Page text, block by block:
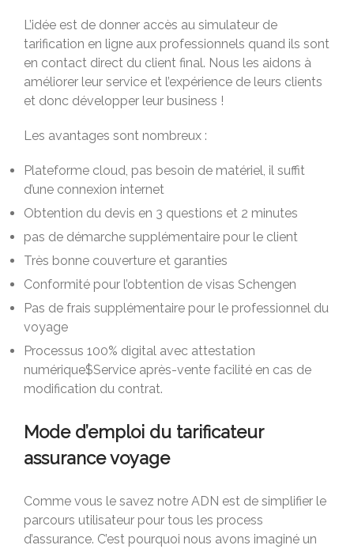
L’idée est de donner accès au simulateur de
tarification en ligne aux professionnels quand ils sont
en contact direct du client final. Nous les aidons à
améliorer leur service et l’expérience de leurs clients
et donc développer leur business !
Les avantages sont nombreux :
Plateforme cloud, pas besoin de matériel, il suffit
d’une connexion internet
Obtention du devis en 3 questions et 2 minutes
pas de démarche supplémentaire pour le client
Très bonne couverture et garanties
Conformité pour l’obtention de visas Schengen
Pas de frais supplémentaire pour le professionnel du
voyage
Processus 100% digital avec attestation
numérique$Service après-vente facilité en cas de
modification du contrat.
Mode d’emploi du tarificateur
assurance voyage
Comme vous le savez notre ADN est de simplifier le
parcours utilisateur pour tous les process
d’assurance. C’est pourquoi nous avons imaginé un